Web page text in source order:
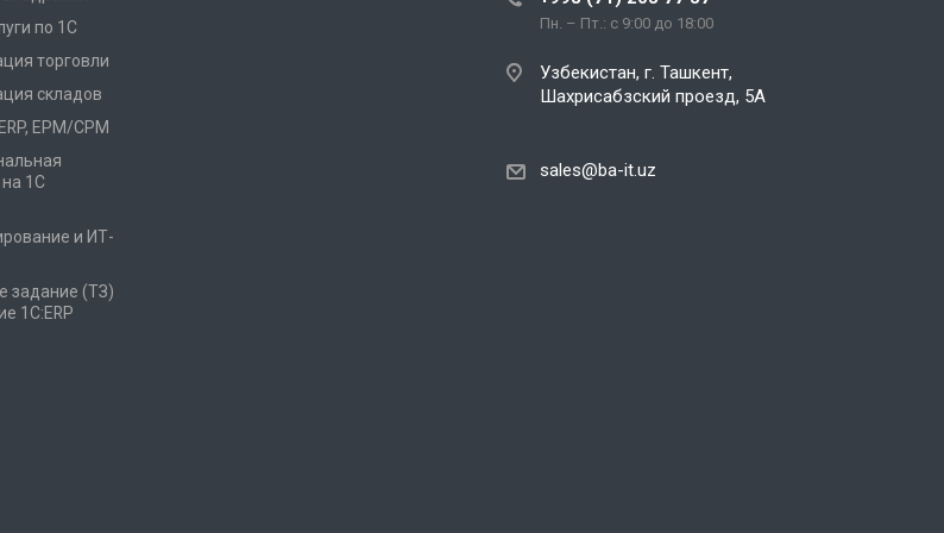
по 1С
торговли
складов
EPM/CPM
1С
и ИТ-
задание (ТЗ)
1С:ERP
Пн. – Пт.: с 9:00 до 18:00
Узбекистан, г. Ташкент,
Шахрисабзский проезд, 5А
sales@ba-it.uz